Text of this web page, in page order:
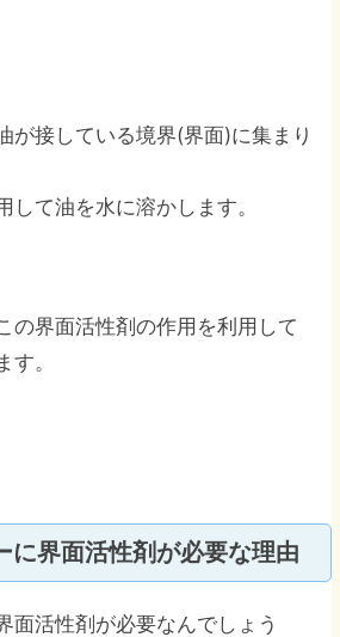
が接している境界(界面)に集まり
して油を水に溶かします。
の界面活性剤の作用を利用して
す。
に界面活性剤が必要な理由
面活性剤が必要なんでしょう